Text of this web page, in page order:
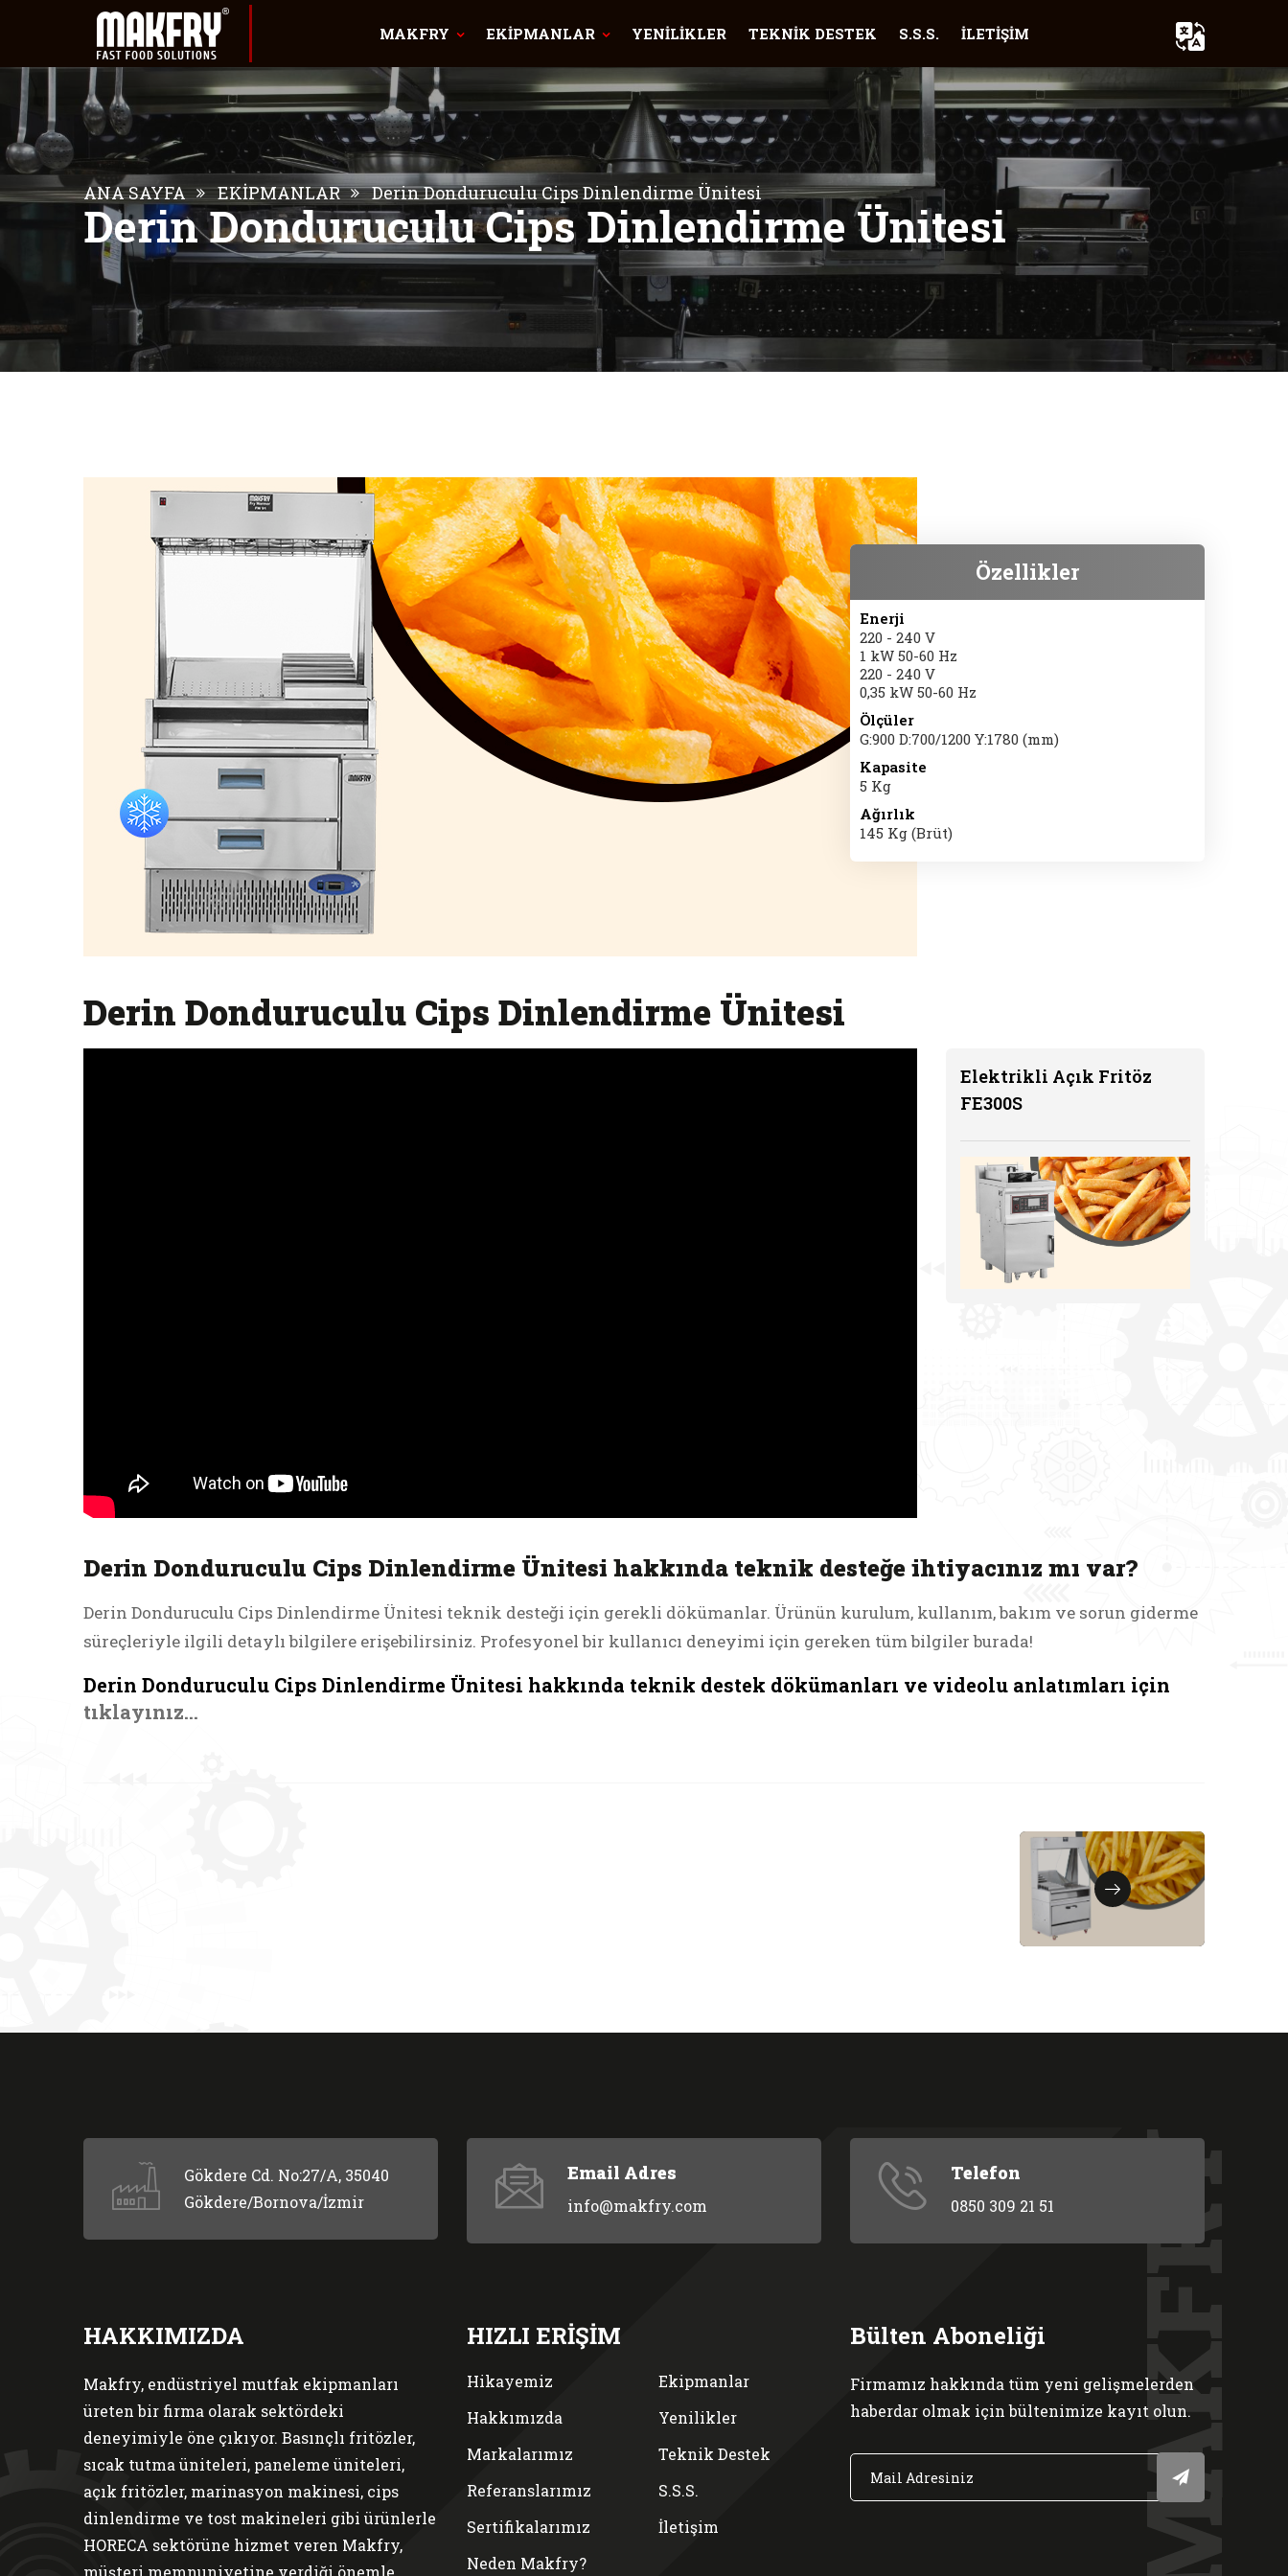
MAKFRY EKİPMANLAR YENİLİKLER TEKNİK DESTEK S.S.S. İLETİŞİM
ANA SAYFA EKİPMANLAR Derin Donduruculu Cips Dinlendirme Ünitesi
Derin Donduruculu Cips Dinlendirme Ünitesi
Özellikler
Enerji
220 - 240 V
1 kW 50-60 Hz
220 - 240 V
0,35 kW 50-60 Hz
Ölçüler
G:900 D:700/1200 Y:1780 (mm)
Kapasite
5 Kg
Ağırlık
145 Kg (Brüt)
Derin Donduruculu Cips Dinlendirme Ünitesi
Elektrikli Açık Fritöz
FE300S
Derin Donduruculu Cips Dinlendirme Ünitesi hakkında teknik desteğe ihtiyacınız mı var?
Derin Donduruculu Cips Dinlendirme Ünitesi teknik desteği için gerekli dökümanlar. Ürünün kurulum, kullanım, bakım ve sorun giderme
süreçleriyle ilgili detaylı bilgilere erişebilirsiniz. Profesyonel bir kullanıcı deneyimi için gereken tüm bilgiler burada!
Derin Donduruculu Cips Dinlendirme Ünitesi hakkında teknik destek dökümanları ve videolu anlatımları için
tıklayınız...
Sonraki
MAKFRY
Gökdere Cd. No:27/A, 35040
Gökdere/Bornova/İzmir
Email Adres
info@makfry.com
Telefon
0850 309 21 51
HAKKIMIZDA
Makfry, endüstriyel mutfak ekipmanları
üreten bir firma olarak sektördeki
deneyimiyle öne çıkıyor. Basınçlı fritözler,
sıcak tutma üniteleri, paneleme üniteleri,
açık fritözler, marinasyon makinesi, cips
dinlendirme ve tost makineleri gibi ürünlerle
HORECA sektörüne hizmet veren Makfry,
müşteri memnuniyetine verdiği önemle
HIZLI ERİŞİM
Hikayemiz
Hakkımızda
Markalarımız
Referanslarımız
Sertifikalarımız
Neden Makfry?
Ekipmanlar
Yenilikler
Teknik Destek
S.S.S.
İletişim
Bülten Aboneliği
Firmamız hakkında tüm yeni gelişmelerden
haberdar olmak için bültenimize kayıt olun.